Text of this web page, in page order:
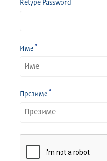
Retype Password
Име
Презиме